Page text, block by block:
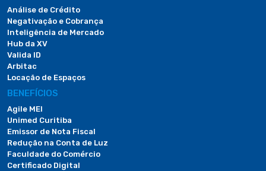
Análise de Crédito
Negativação e Cobrança
Inteligência de Mercado
Hub da XV
Valida ID
Arbitac
Locação de Espaços
BENEFÍCIOS
Agile MEI
Unimed Curitiba
Emissor de Nota Fiscal
Redução na Conta de Luz
Faculdade do Comércio
Certificado Digital